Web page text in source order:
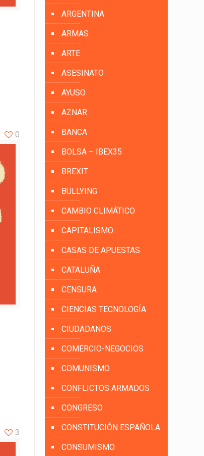
0
3
ARGENTINA
ARMAS
ARTE
ASESINATO
AYUSO
AZNAR
BANCA
BOLSA – IBEX35
BREXIT
BULLYING
CAMBIO CLIMÁTICO
CAPITALISMO
CASAS DE APUESTAS
CATALUÑA
CENSURA
CIENCIAS TECNOLOGÍA
CIUDADANOS
COMERCIO-NEGOCIOS
COMUNISMO
CONFLICTOS ARMADOS
CONGRESO
CONSTITUCIÓN ESPAÑOLA
CONSUMISMO